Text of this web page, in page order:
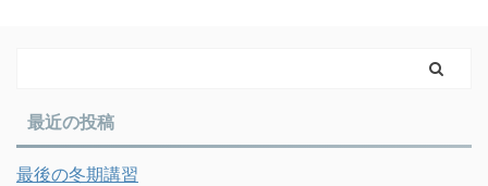
最近の投稿
最後の冬期講習